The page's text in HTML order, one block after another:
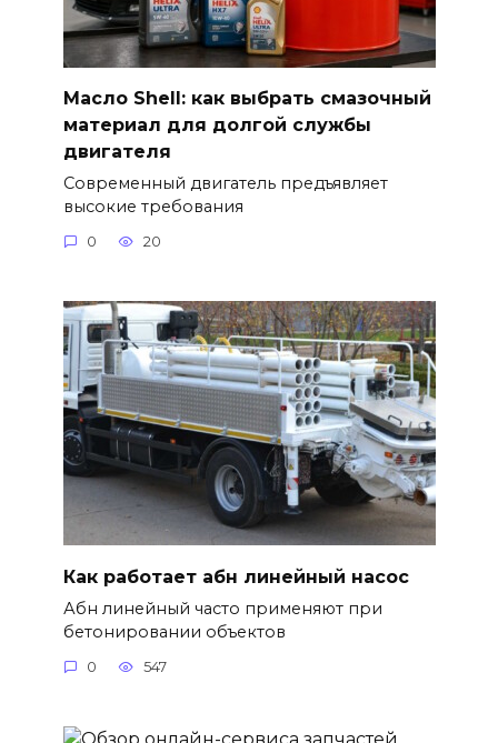
Масло Shell: как выбрать смазочный
материал для долгой службы
двигателя
Современный двигатель предъявляет
высокие требования
0 20
Как работает абн линейный насос
Абн линейный часто применяют при
бетонировании объектов
0 547